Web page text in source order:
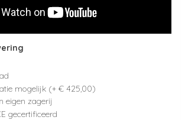
mogelijk (+ € 425,00)
eigen zagerij
gecertificeerd